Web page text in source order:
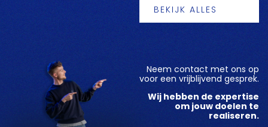
BEKIJK ALLES
Neem contact met ons op
voor een vrijblijvend gesprek.
Wij hebben de expertise
om jouw doelen te
realiseren.